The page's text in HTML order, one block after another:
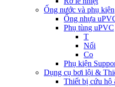
Ống nước và phụ kiện
Ống nhựa
Phụ tùng uPVC
T
Nối
Co
Phụ kiện
Dụng cụ bơi lội &
Thiết bị cứu hộ